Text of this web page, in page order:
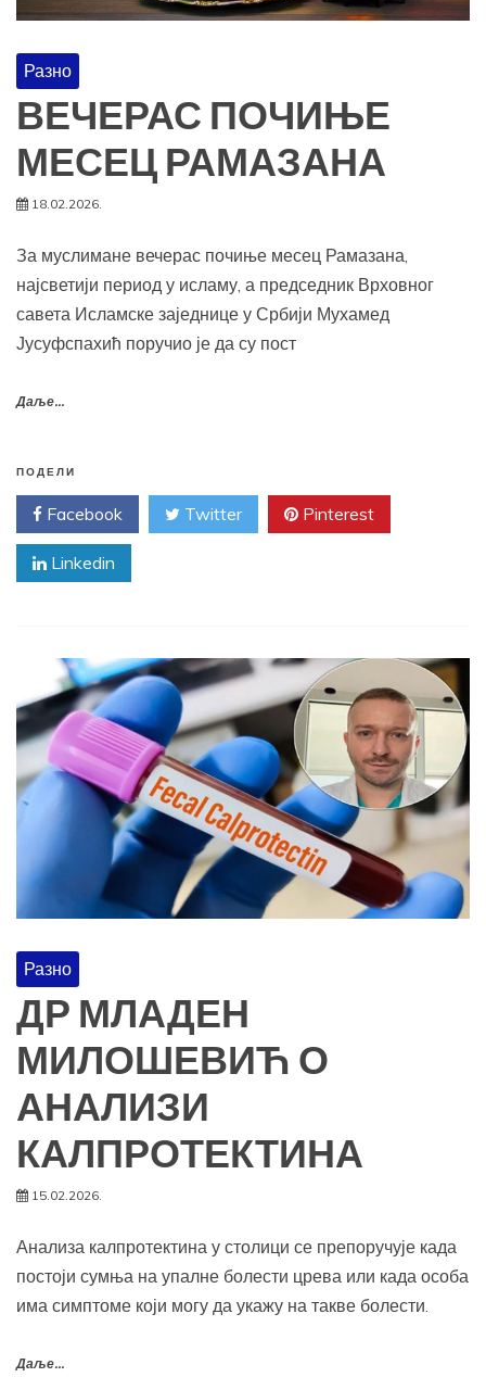
Разно
ВЕЧЕРАС ПОЧИЊЕ
МЕСЕЦ РАМАЗАНА
18.02.2026.
За муслимане вечерас почиње месец Рамазана,
најсветији период у исламу, а председник Врховног
савета Исламске заједнице у Србији Мухамед
Јусуфспахић поручио је да су пост
Даље...
ПОДЕЛИ
Facebook Twitter Pinterest
Linkedin
Разно
ДР МЛАДЕН
МИЛОШЕВИЋ О
АНАЛИЗИ
КАЛПРОТЕКТИНА
15.02.2026.
Анализа калпротектина у столици се препоручује када
постоји сумња на упалне болести црева или када особа
има симптоме који могу да укажу на такве болести.
Даље...